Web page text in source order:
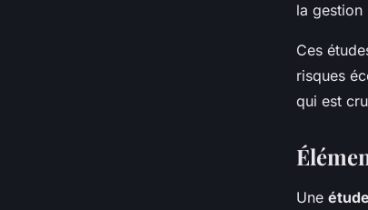
la gestion
Ces
risques
qui est
Une